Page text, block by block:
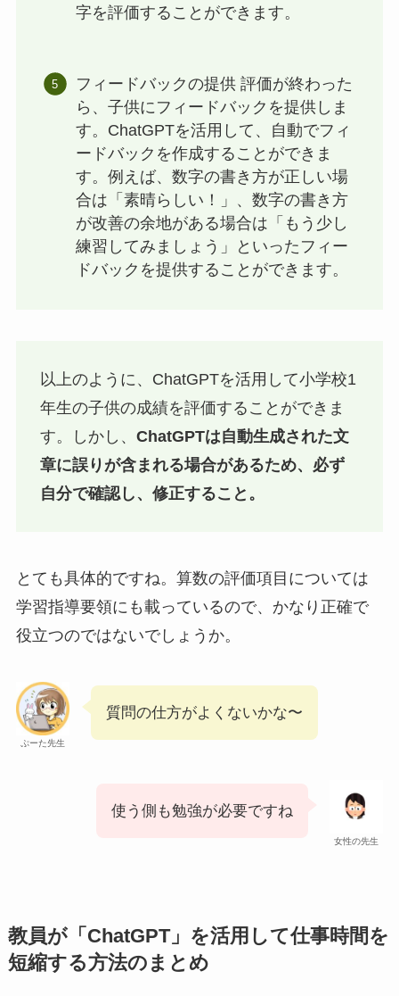
字を評価することができます。
フィードバックの提供 評価が終わった
ら、子供にフィードバックを提供しま
す。ChatGPTを活用して、自動でフィ
ードバックを作成することができま
す。例えば、数字の書き方が正しい場
合は「素晴らしい！」、数字の書き方
が改善の余地がある場合は「もう少し
練習してみましょう」といったフィー
ドバックを提供することができます。
以上のように、ChatGPTを活用して小学校1
年生の子供の成績を評価することができま
す。しかし、 ChatGPTは自動生成された文
章に誤りが含まれる場合があるため、必ず
自分で確認し、修正すること。
とても具体的ですね。算数の評価項目については
学習指導要領にも載っているので、かなり正確で
役立つのではないでしょうか。
ぷーた先生
質問の仕方がよくないかな〜
女性の先生
使う側も勉強が必要ですね
教員が「ChatGPT」を活用して仕事時間を
短縮する方法のまとめ